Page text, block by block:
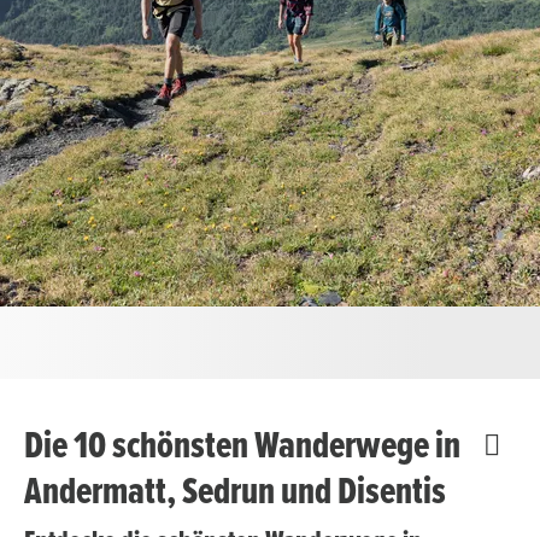
Die 10 schönsten Wanderwege in
Andermatt, Sedrun und Disentis